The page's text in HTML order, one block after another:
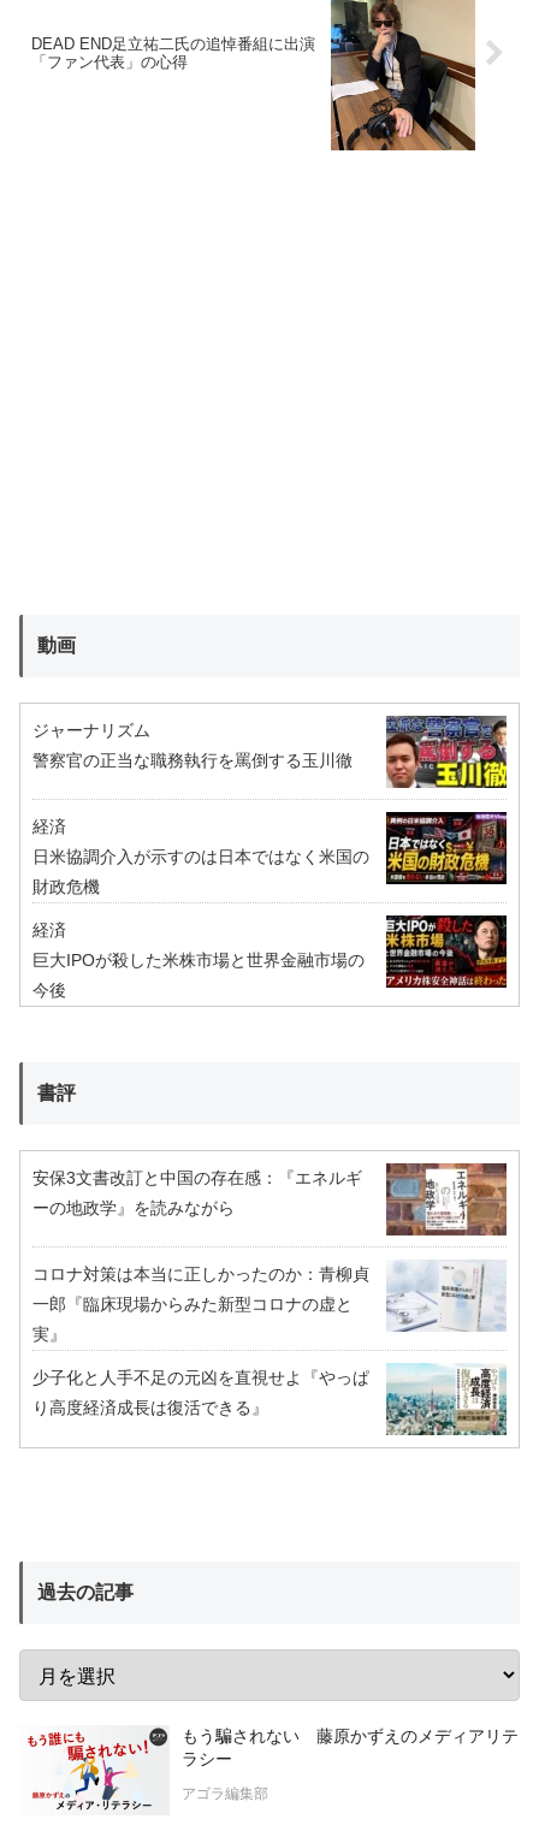
DEAD END足立祐二氏の追悼番組に出演
「ファン代表」の心得
動画
ジャーナリズム
警察官の正当な職務執行を罵倒する玉川徹
経済
日米協調介入が示すのは日本ではなく米国の
財政危機
経済
巨大IPOが殺した米株市場と世界金融市場の
今後
書評
安保3文書改訂と中国の存在感：『エネルギ
ーの地政学』を読みながら
コロナ対策は本当に正しかったのか：青柳貞
一郎『臨床現場からみた新型コロナの虚と
実』
少子化と人手不足の元凶を直視せよ『やっぱ
り高度経済成長は復活できる』
過去の記事
もう騙されない 藤原かずえのメディアリテ
ラシー
アゴラ編集部